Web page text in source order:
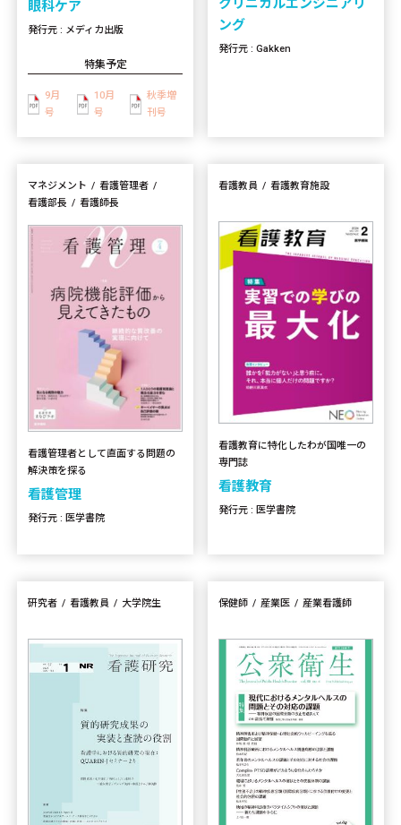
眼科ケア
発行元 : メディカ出版
特集予定
9月
号
10月
号
秋季増
刊号
クリニカルエンジニアリ
ング
発行元 : Gakken
マネジメント
看護管理者
看護部長
看護師長
看護管理者として直面する問題の
解決策を探る
看護管理
発行元 : 医学書院
看護教員 看護教育施設
看護教育に特化したわが国唯一の
専門誌
看護教育
発行元 : 医学書院
研究者 看護教員 大学院生 保健師 産業医 産業看護師